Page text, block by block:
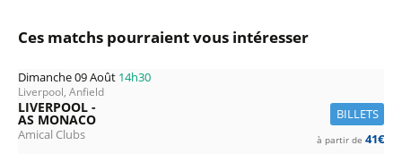
Ces matchs pourraient vous intéresser
Dimanche 09 Août 14h30
Liverpool, Anfield
BILLETS
LIVERPOOL -
AS MONACO
Amical Clubs à partir de 41€